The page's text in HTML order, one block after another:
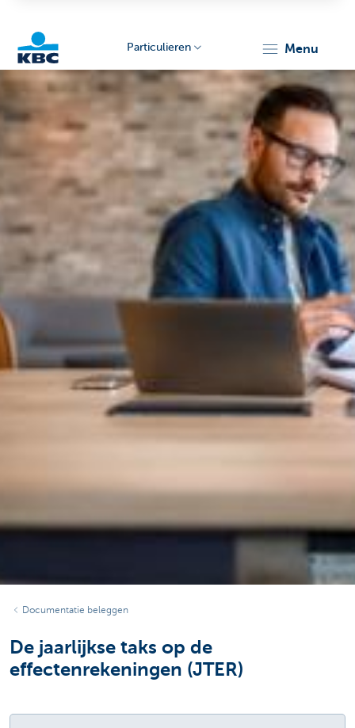
Particulieren
Particulieren menu
Documentatie beleggen
De jaarlijkse taks op de
effectenrekeningen (JTER)